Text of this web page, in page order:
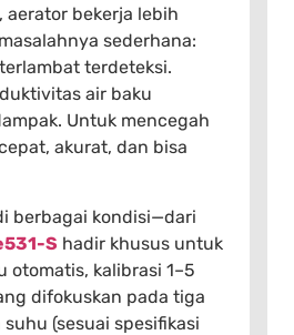
aerator bekerja lebih
sederhana:
terdeteksi.
air baku
Untuk mencegah
akurat, dan bisa
berbagai kondisi—dari
S hadir khusus untuk
otomatis, kalibrasi 1–5
difokuskan pada tiga
(sesuai spesifikasi